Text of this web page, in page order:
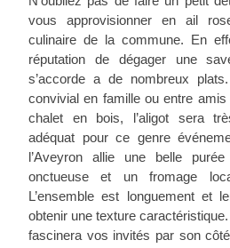
vous approvisionner en ail
culinaire de la commune. En
réputation de dégager une
s’accorde a de nombreux
convivial en famille ou entre
chalet en bois, l’aligot sera
adéquat pour ce genre
l’Aveyron allie une belle
onctueuse et un fromage
L’ensemble est longuement et
obtenir une texture
fascinera vos invités par son